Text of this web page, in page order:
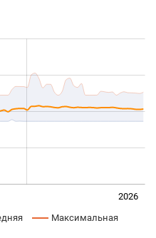
2026
Максимальная